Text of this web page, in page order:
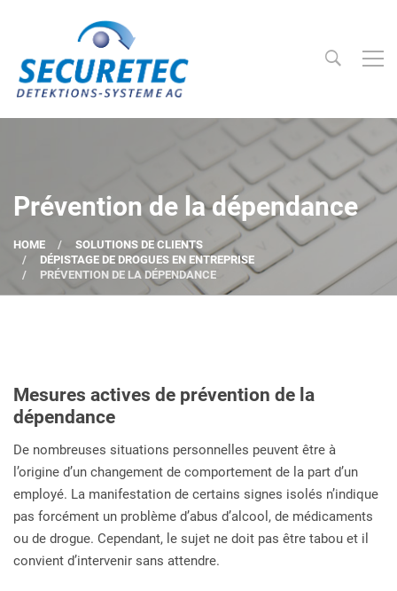
Prévention de la dépendance
HOME
SOLUTIONS DE CLIENTS
DÉPISTAGE DE DROGUES EN ENTREPRISE
PRÉVENTION DE LA DÉPENDANCE
Mesures actives de prévention de la
dépendance
De nombreuses situations personnelles peuvent être à
l’origine d’un changement de comportement de la part d’un
employé. La manifestation de certains signes isolés n’indique
pas forcément un problème d’abus d’alcool, de médicaments
ou de drogue. Cependant, le sujet ne doit pas être tabou et il
convient d’intervenir sans attendre.